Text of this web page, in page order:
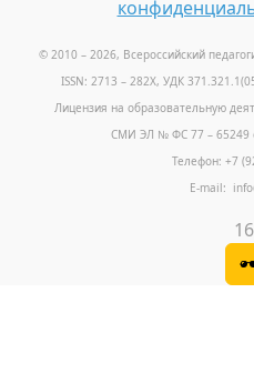
© 2010 – 2026, Всероссийский
ISSN: 2713 – 282X, УДК
Лицензия на образовательную
СМИ ЭЛ № ФС 77 – 65249
Телефон: +7
E-mail: